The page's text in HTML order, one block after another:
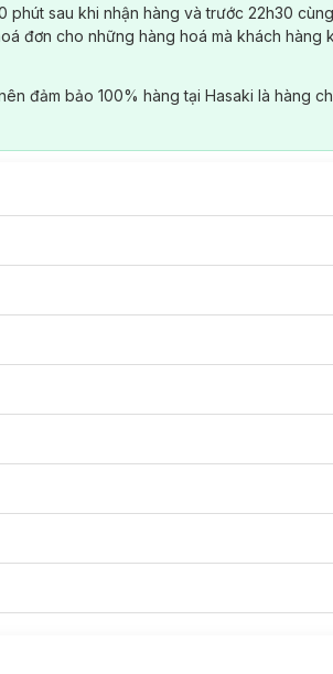
sau khi nhận hàng và trước 22h30
đơn cho những hàng hoá mà khách hàng
đảm bảo 100% hàng tại Hasaki là hàng